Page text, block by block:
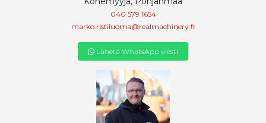
040 579 1654
marko.ristiluoma@realmachinery.fi
Lähetä WhatsApp viesti